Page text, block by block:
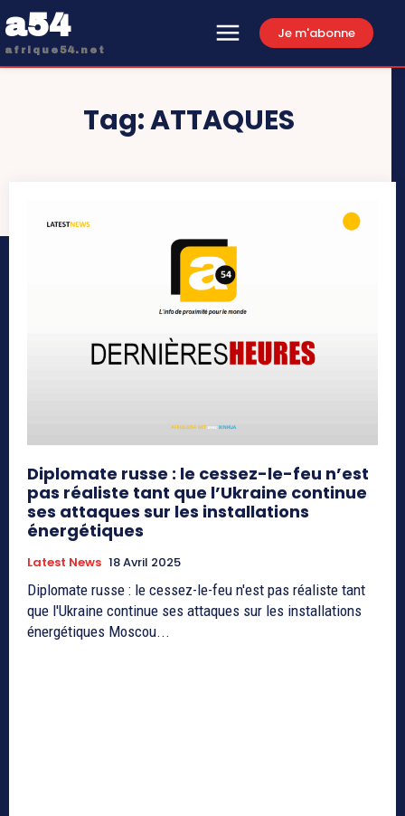
a54
afrique54.net
Je m'abonne
Tag:ATTAQUES
Diplomate russe : le cessez-le-feu n’est
pas réaliste tant que l’Ukraine continue
ses attaques sur les installations
énergétiques
Latest News 18 Avril 2025
Diplomate russe : le cessez-le-feu n'est pas réaliste tant
que l'Ukraine continue ses attaques sur les installations
énergétiques Moscou...